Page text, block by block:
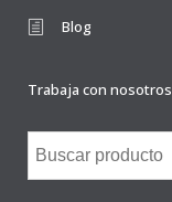
Blog
Trabaja con nosotros